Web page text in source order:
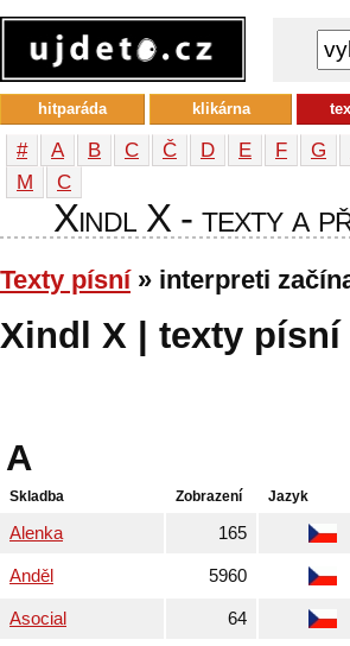
# A B C Č D E F G
М
С
Xindl X - texty a
Texty písní» interpreti
Xindl X | texty
A
Skladba Zobrazení Jazyk
Alenka 165
Anděl 5960
Asocial 64
hitparáda klikárna